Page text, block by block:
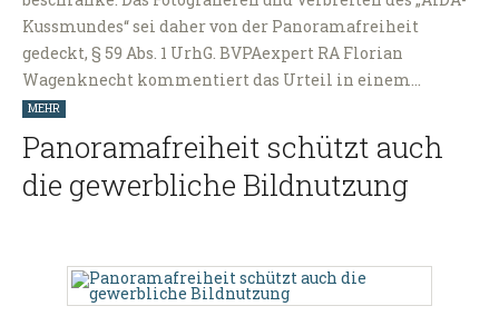
Kussmundes“ sei daher von der Panoramafreiheit
gedeckt, § 59 Abs. 1 UrhG. BVPAexpert RA Florian
Wagenknecht kommentiert das Urteil in einem…
MEHR
Panoramafreiheit schützt auch
die gewerbliche Bildnutzung